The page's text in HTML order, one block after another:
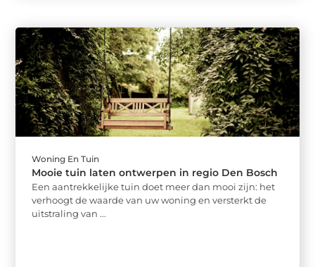
Woning En Tuin
Mooie tuin laten ontwerpen in regio Den Bosch
Een aantrekkelijke tuin doet meer dan mooi zijn: het
verhoogt de waarde van uw woning en versterkt de
uitstraling van ...